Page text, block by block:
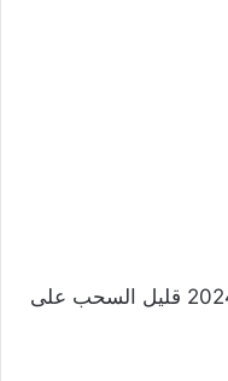
يكون طقس يوم الاثنين 4 نوفمبر 2024 قليل السحب على